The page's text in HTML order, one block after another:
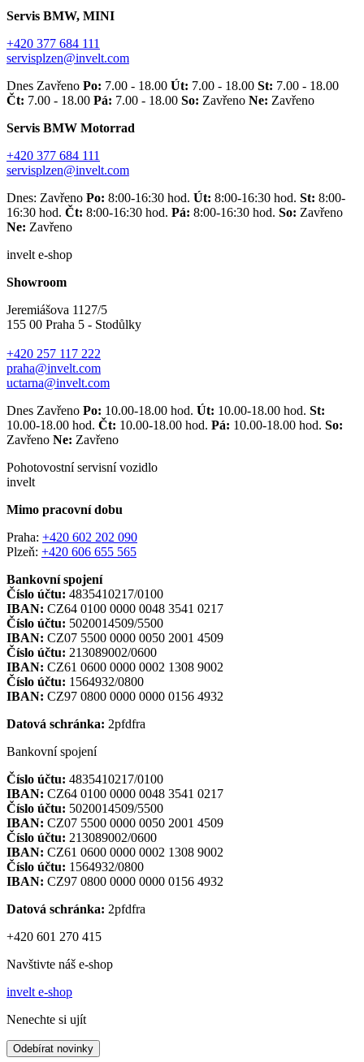
Servis BMW, MINI
+420 377 684 111
servisplzen@invelt.com
Dnes Zavřeno Po: 7.00 - 18.00 Út: 7.00 - 18.00 St: 7.00 - 18.00
Čt: 7.00 - 18.00 Pá: 7.00 - 18.00 So: Zavřeno Ne: Zavřeno
Servis BMW Motorrad
+420 377 684 111
servisplzen@invelt.com
Dnes: Zavřeno Po: 8:00-16:30 hod. Út: 8:00-16:30 hod. St: 8:00-
16:30 hod. Čt: 8:00-16:30 hod. Pá: 8:00-16:30 hod. So: Zavřeno
Ne: Zavřeno
invelt e-shop
Showroom
Jeremiášova 1127/5
155 00 Praha 5 - Stodůlky
+420 257 117 222
praha@invelt.com
uctarna@invelt.com
Dnes Zavřeno Po: 10.00-18.00 hod. Út: 10.00-18.00 hod. St:
10.00-18.00 hod. Čt: 10.00-18.00 hod. Pá: 10.00-18.00 hod. So:
Zavřeno Ne: Zavřeno
Pohotovostní servisní vozidlo
invelt
Mimo pracovní dobu
Praha: +420 602 202 090
Plzeň: +420 606 655 565
Bankovní spojení
Číslo účtu: 4835410217/0100
IBAN: CZ64 0100 0000 0048 3541 0217
Číslo účtu: 5020014509/5500
IBAN: CZ07 5500 0000 0050 2001 4509
Číslo účtu: 213089002/0600
IBAN: CZ61 0600 0000 0002 1308 9002
Číslo účtu: 1564932/0800
IBAN: CZ97 0800 0000 0000 0156 4932
Datová schránka: 2pfdfra
Bankovní spojení
Číslo účtu: 4835410217/0100
IBAN: CZ64 0100 0000 0048 3541 0217
Číslo účtu: 5020014509/5500
IBAN: CZ07 5500 0000 0050 2001 4509
Číslo účtu: 213089002/0600
IBAN: CZ61 0600 0000 0002 1308 9002
Číslo účtu: 1564932/0800
IBAN: CZ97 0800 0000 0000 0156 4932
Datová schránka: 2pfdfra
+420 601 270 415
Navštivte náš e-shop
invelt e-shop
Nenechte si ujít
Odebírat novinky